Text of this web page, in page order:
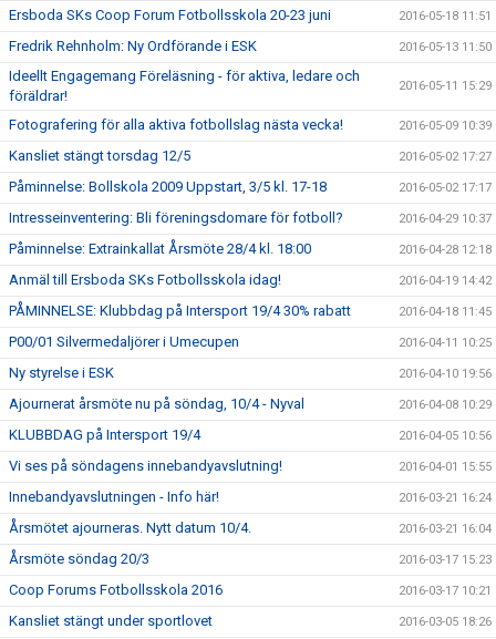
Ersboda SKs Coop Forum Fotbollsskola 20-23 juni 2016-05-18 11:51
Fredrik Rehnholm: Ny Ordförande i ESK 2016-05-13 11:50
Ideellt Engagemang Föreläsning - för aktiva, ledare och
föräldrar!
2016-05-11 15:29
Fotografering för alla aktiva fotbollslag nästa vecka! 2016-05-09 10:39
Kansliet stängt torsdag 12/5 2016-05-02 17:27
Påminnelse: Bollskola 2009 Uppstart, 3/5 kl. 17-18 2016-05-02 17:17
Intresseinventering: Bli föreningsdomare för fotboll? 2016-04-29 10:37
Påminnelse: Extrainkallat Årsmöte 28/4 kl. 18:00 2016-04-28 12:18
Anmäl till Ersboda SKs Fotbollsskola idag! 2016-04-19 14:42
PÅMINNELSE: Klubbdag på Intersport 19/4 30% rabatt 2016-04-18 11:45
P00/01 Silvermedaljörer i Umecupen 2016-04-11 10:25
Ny styrelse i ESK 2016-04-10 19:56
Ajournerat årsmöte nu på söndag, 10/4 - Nyval 2016-04-08 10:29
KLUBBDAG på Intersport 19/4 2016-04-05 10:56
Vi ses på söndagens innebandyavslutning! 2016-04-01 15:55
Innebandyavslutningen - Info här! 2016-03-21 16:24
Årsmötet ajourneras. Nytt datum 10/4. 2016-03-21 16:04
Årsmöte söndag 20/3 2016-03-17 15:23
Coop Forums Fotbollsskola 2016 2016-03-17 10:21
Kansliet stängt under sportlovet 2016-03-05 18:26